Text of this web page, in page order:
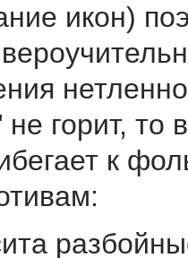
икон)
горит, то
к